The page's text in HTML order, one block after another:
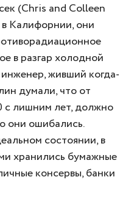
(Chris and Colleen
Калифорнии, они
в разгар холодной
живший когда-
думали, что от
с лишним лет, должно
они ошибались.
состоянии, в
хранились бумажные
консервы, банки